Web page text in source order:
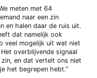
meten met 64
naar een zin
en halen daar de ruis uit.
dat namelijk ook
veel mogelijk uit wat niet
overblijvende signaal
en dat vertelt ons niet
het begrepen hebt.”